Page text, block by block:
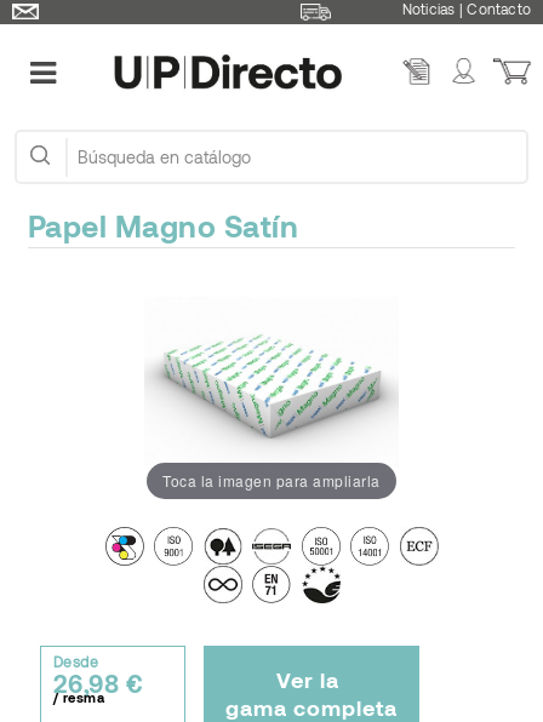
Noticias |Contacto
Papel Magno Satín
Toca la imagen para ampliarla
Desde
26,98 €
/ resma
Ver la
gama completa